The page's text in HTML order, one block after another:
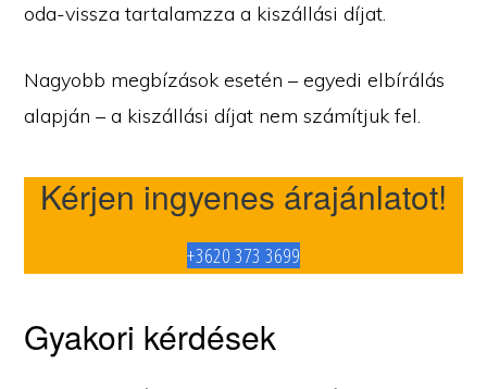
oda-vissza tartalamzza a kiszállási díjat.
Nagyobb megbízások esetén – egyedi elbírálás
alapján – a kiszállási díjat nem számítjuk fel.
Kérjen ingyenes árajánlatot!
+3620 373 3699
Gyakori kérdések